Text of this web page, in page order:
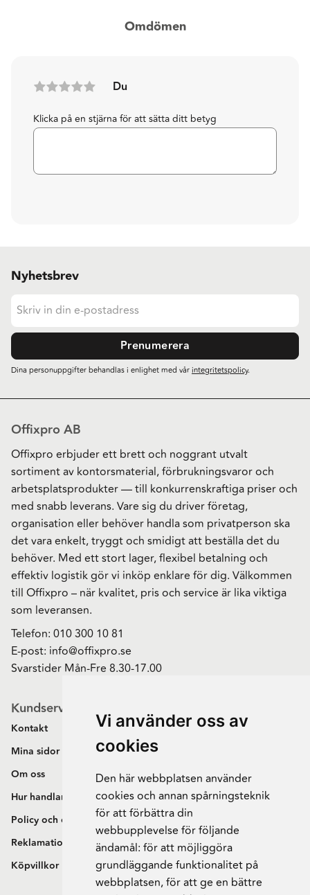
Vi använder oss av
cookies
Den här webbplatsen använder
cookies och annan spårningsteknik
för att förbättra din
webbupplevelse för följande
ändamål: för att möjliggöra
grundläggande funktionalitet på
webbplatsen,för att ge en bättre
Omdömen
Du
Klicka på en stjärna för att sätta ditt betyg
Nyhetsbrev
Prenumerera
Dina personuppgifter behandlas i enlighet med vårintegritetspolicy.
Offixpro AB
Offixpro erbjuder ett brett och noggrant utvalt
sortiment av kontorsmaterial, förbrukningsvaror och
arbetsplatsprodukter — till konkurrenskraftiga priser och
med snabb leverans. Vare sig du driver företag,
organisation eller behöver handla som privatperson ska
det vara enkelt, tryggt och smidigt att beställa det du
behöver. Med ett stort lager, flexibel betalning och
effektiv logistik gör vi inköp enklare för dig. Välkommen
till Offixpro – när kvalitet, pris och service är lika viktiga
som leveransen.
Telefon: 010 300 10 81
E-post: info@offixpro.se
Svarstider Mån-Fre 8.30-17.00
Kundservice
Kontakt
Mina sidor
Om oss
Hur handlar jag?
Policy och cookies
Reklamation och retur
Köpvillkor